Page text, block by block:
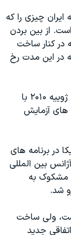
چیزی را که
از بین بردن
کنار ساخت
در این مدت رخ
مقایسه تصاویر ماهواره ای بیست و دوم ژوییه ۲۰۱۰ با
های آزمایش
در برنامه های
بین المللی
مشکوک به
شد.
ولی ساخت
جدید